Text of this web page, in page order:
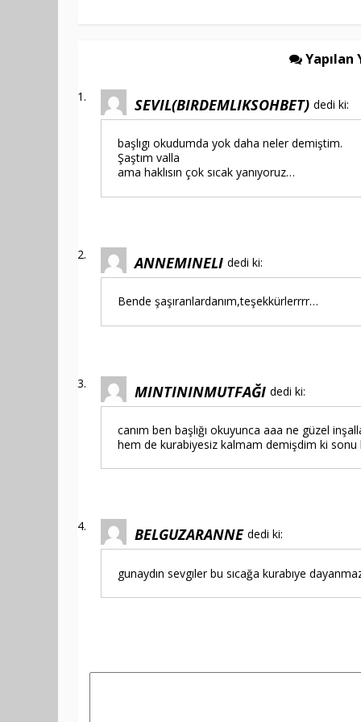
Yapılan
SEVIL(BIRDEMLIKSOHBET) dedi ki:
başlıgı okudumda yok daha neler demiştim.
Şaştım valla
ama haklısın çok sıcak yanıyoruz…
ANNEMINELI dedi ki:
Bende şaşıranlardanım,teşekkürlerrrr…
MINTININMUTFAĞI dedi ki:
canım ben başlığı okuyunca aaa ne güzel
hem de kurabiyesiz kalmam demişdim ki
BELGUZARANNE dedi ki:
gunaydın sevgıler bu sıcağa kurabıye